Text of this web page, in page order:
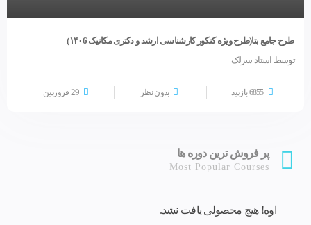
طرح جامع بتا(طرح ویژه کنکور کارشناسی ارشد و دکتری مکانیک ۱۴۰6)
توسط استاد سرلک
6855 بازدید بدون نظر 29 فروردین
پر فروش ترین دوره ها
Most Popular Courses
اوه! هیچ محصولی یافت نشد.